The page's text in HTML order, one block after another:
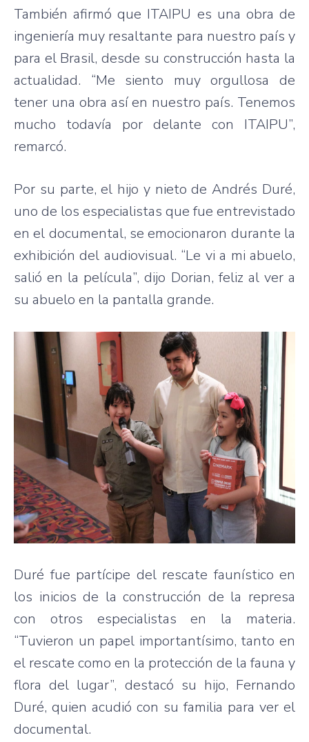
También afirmó que ITAIPU es una obra de
ingeniería muy resaltante para nuestro país y
para el Brasil, desde su construcción hasta la
actualidad. “Me siento muy orgullosa de
tener una obra así en nuestro país. Tenemos
mucho todavía por delante con ITAIPU”,
remarcó.
Por su parte, el hijo y nieto de Andrés Duré,
uno de los especialistas que fue entrevistado
en el documental, se emocionaron durante la
exhibición del audiovisual. “Le vi a mi abuelo,
salió en la película”, dijo Dorian, feliz al ver a
su abuelo en la pantalla grande.
Duré fue partícipe del rescate faunístico en
los inicios de la construcción de la represa
con otros especialistas en la materia.
“Tuvieron un papel importantísimo, tanto en
el rescate como en la protección de la fauna y
flora del lugar”, destacó su hijo, Fernando
Duré, quien acudió con su familia para ver el
documental.